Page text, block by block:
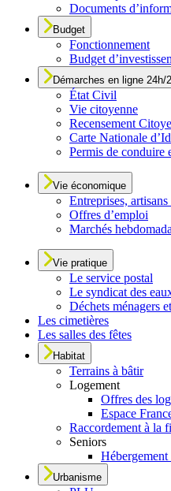
Documents
Budget
Fonctionnement
Budget
Démarches en ligne 24h/
État Civil
Vie citoyenne
Recensement
Carte Nationale
Permis de conduire
Vie économique
Entreprises,
Offres d’emploi
Marchés
Vie pratique
Le service postal
Le syndicat des
Déchets ménagers
Les cimetières
Les salles des fêtes
Habitat
Terrains à bâtir
Logement
Offres des
Espace
Raccordement à la
Seniors
Urbanisme